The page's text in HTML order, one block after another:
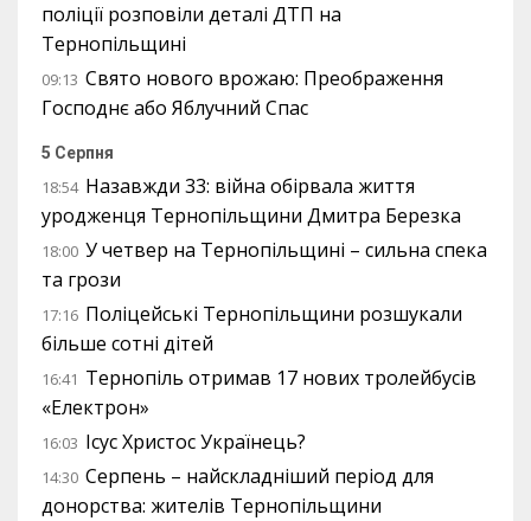
поліції розповіли деталі ДТП на
Тернопільщині
09:13 Свято нового врожаю: Преображення
Господнє або Яблучний Спас
5 Серпня
18:54 Назавжди 33: війна обірвала життя
уродженця Тернопільщини Дмитра Березка
18:00 У четвер на Тернопільщині – сильна спека
та грози
17:16 Поліцейські Тернопільщини розшукали
більше сотні дітей
16:41 Тернопіль отримав 17 нових тролейбусів
«Електрон»
16:03 Ісус Христос Українець?
14:30 Серпень – найскладніший період для
донорства: жителів Тернопільщини